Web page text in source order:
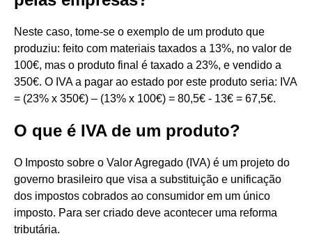
Neste caso, tome-se o exemplo de um produto que
produziu: feito com materiais taxados a 13%, no valor de
100€, mas o produto final é taxado a 23%, e vendido a
350€. O IVA a pagar ao estado por este produto seria: IVA
= (23% x 350€) – (13% x 100€) = 80,5€ - 13€ = 67,5€.
O que é IVA de um produto?
O Imposto sobre o Valor Agregado (IVA) é um projeto do
governo brasileiro que visa a substituição e unificação
dos impostos cobrados ao consumidor em um único
imposto. Para ser criado deve acontecer uma reforma
tributária.